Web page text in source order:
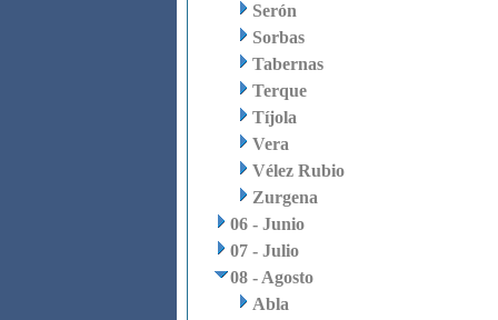
Serón
Sorbas
Tabernas
Terque
Tíjola
Vera
Vélez Rubio
Zurgena
06 - Junio
07 - Julio
08 - Agosto
Abla